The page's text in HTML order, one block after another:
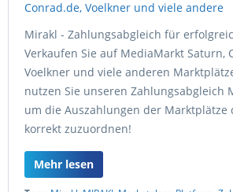
Mirakl - Zahlungsabgleich für
Verkaufen Sie auf MediaMarkt Saturn,
Voelkner und viele anderen
nutzen Sie unseren Zahlungsabgleich
um die Auszahlungen der Marktplätze
korrekt zuzuordnen!
Mehr lesen